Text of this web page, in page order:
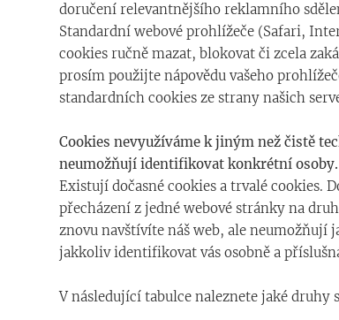
doručení relevantnějšího reklamního
Standardní webové prohlížeče (Safari,
cookies ručně mazat, blokovat či zcela
prosím použijte nápovědu vašeho
standardních cookies ze strany našich
Cookies nevyužíváme k jiným než čistě
neumožňují identifikovat konkrétní osoby.
Existují dočasné cookies a trvalé cookies.
přecházení z jedné webové stránky na
znovu navštívíte náš web, ale neumožňují
jakkoliv identifikovat vás osobně a
V následující tabulce naleznete jaké druhy